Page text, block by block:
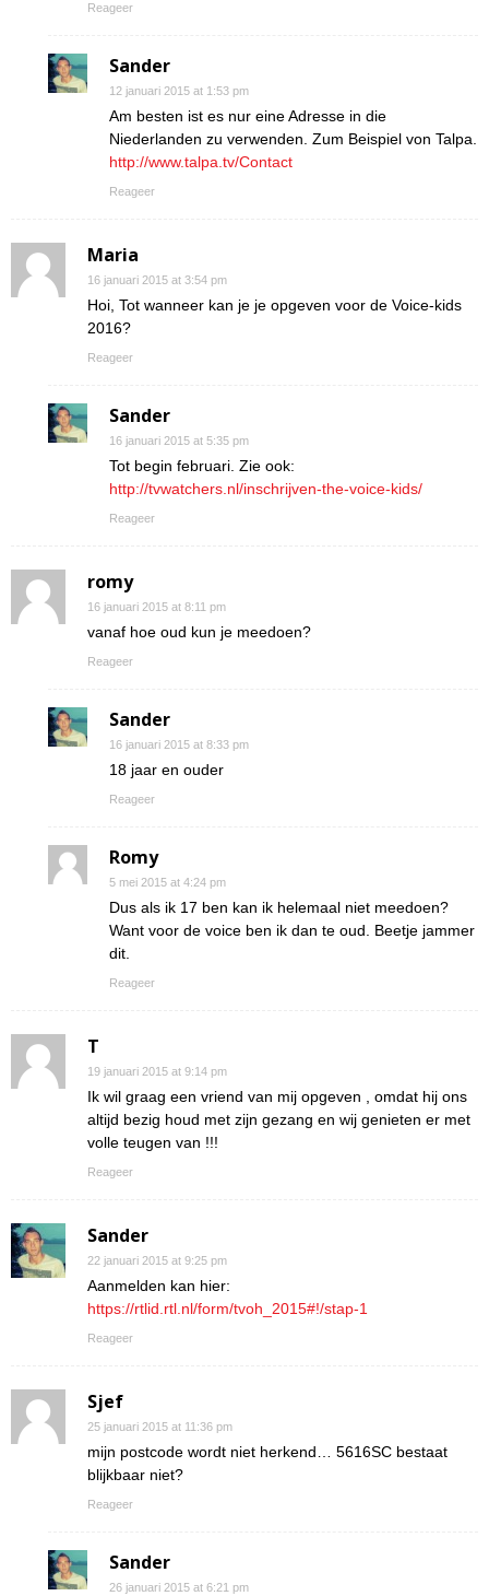
Reageer
Sander
12 januari 2015 at 1:53 pm
Am besten ist es nur eine Adresse in die
Niederlanden zu verwenden. Zum Beispiel von Talpa.
http://www.talpa.tv/Contact
Reageer
Maria
16 januari 2015 at 3:54 pm
Hoi, Tot wanneer kan je je opgeven voor de Voice-kids
2016?
Reageer
Sander
16 januari 2015 at 5:35 pm
Tot begin februari. Zie ook:
http://tvwatchers.nl/inschrijven-the-voice-kids/
Reageer
romy
16 januari 2015 at 8:11 pm
vanaf hoe oud kun je meedoen?
Reageer
Sander
16 januari 2015 at 8:33 pm
18 jaar en ouder
Reageer
Romy
5 mei 2015 at 4:24 pm
Dus als ik 17 ben kan ik helemaal niet meedoen?
Want voor de voice ben ik dan te oud. Beetje jammer
dit.
Reageer
T
19 januari 2015 at 9:14 pm
Ik wil graag een vriend van mij opgeven , omdat hij ons
altijd bezig houd met zijn gezang en wij genieten er met
volle teugen van !!!
Reageer
Sander
22 januari 2015 at 9:25 pm
Aanmelden kan hier:
https://rtlid.rtl.nl/form/tvoh_2015#!/stap-1
Reageer
Sjef
25 januari 2015 at 11:36 pm
mijn postcode wordt niet herkend… 5616SC bestaat
blijkbaar niet?
Reageer
Sander
26 januari 2015 at 6:21 pm